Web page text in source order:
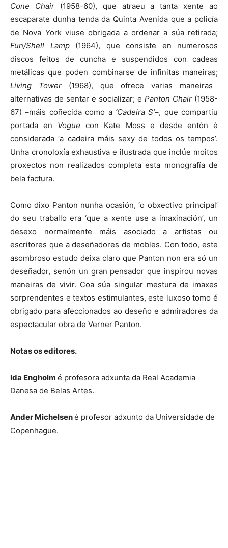
Cone Chair(1958-60), que atraeu a tanta xente ao
escaparate dunha tenda da Quinta Avenida que a policía
de Nova York viuse obrigada a ordenar a súa retirada;
Fun/Shell Lamp(1964), que consiste en numerosos
discos feitos de cuncha e suspendidos con cadeas
metálicas que poden combinarse de infinitas maneiras;
Living Tower(1968), que ofrece varias maneiras
alternativas de sentar e socializar; e Panton Chair (1958-
67) –máis coñecida como a‘Cadeira S’–, que compartiu
portada en Vogue con Kate Moss e desde entón é
considerada ‘a cadeira máis sexy de todos os tempos’.
Unha cronoloxía exhaustiva e ilustrada que inclúe moitos
proxectos non realizados completa esta monografía de
bela factura.
Como dixo Panton nunha ocasión, ‘o obxectivo principal’
do seu traballo era ‘que a xente use a imaxinación’, un
desexo normalmente máis asociado a artistas ou
escritores que a deseñadores de mobles. Con todo, este
asombroso estudo deixa claro que Panton non era só un
deseñador, senón un gran pensador que inspirou novas
maneiras de vivir. Coa súa singular mestura de imaxes
sorprendentes e textos estimulantes, este luxoso tomo é
obrigado para afeccionados ao deseño e admiradores da
espectacular obra de Verner Panton.
Notas os editores.
Ida Engholm é profesora adxunta da Real Academia
Danesa de Belas Artes.
Ander Michelsené profesor adxunto da Universidade de
Copenhague.